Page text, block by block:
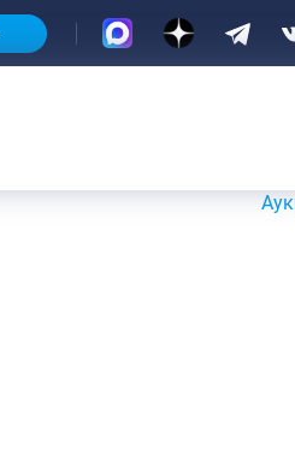
Аукционы